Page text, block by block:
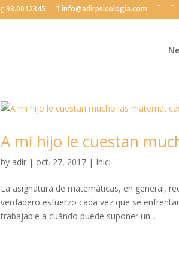
93.0012345 info@adirpsicologia.com
A mi hijo le cuestan
by adir | oct. 27, 2017 | Inici
La asignatura de matemáticas, en general,
verdadero esfuerzo cada vez que se
trabajable a cuándo puede suponer un...